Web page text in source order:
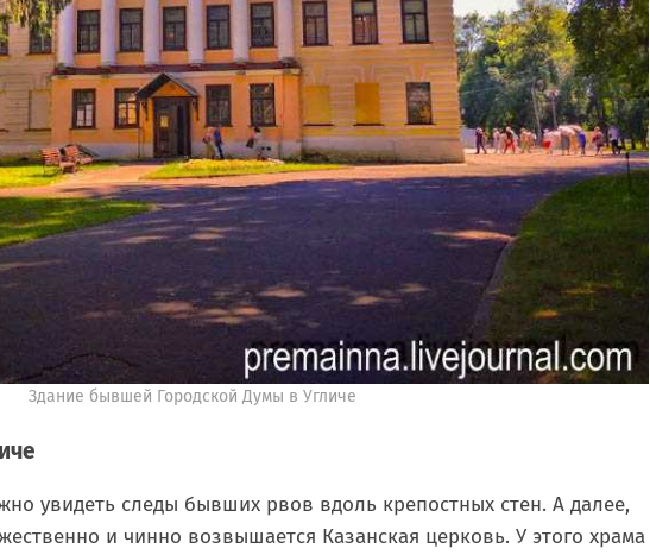
Здание бывшей Городской Думы в Угличе
увидеть следы бывших рвов вдоль крепостных стен. А далее,
и чинно возвышается Казанская церковь. У этого храма